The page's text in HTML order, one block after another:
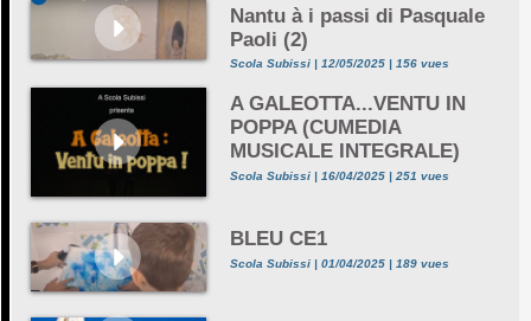
Nantu à i passi di Pasquale
Paoli (2)
Scola Subissi | 12/05/2025 | 156 vues
A GALEOTTA...VENTU IN
POPPA (CUMEDIA
MUSICALE INTEGRALE)
Scola Subissi | 16/04/2025 | 251 vues
BLEU CE1
Scola Subissi | 01/04/2025 | 189 vues